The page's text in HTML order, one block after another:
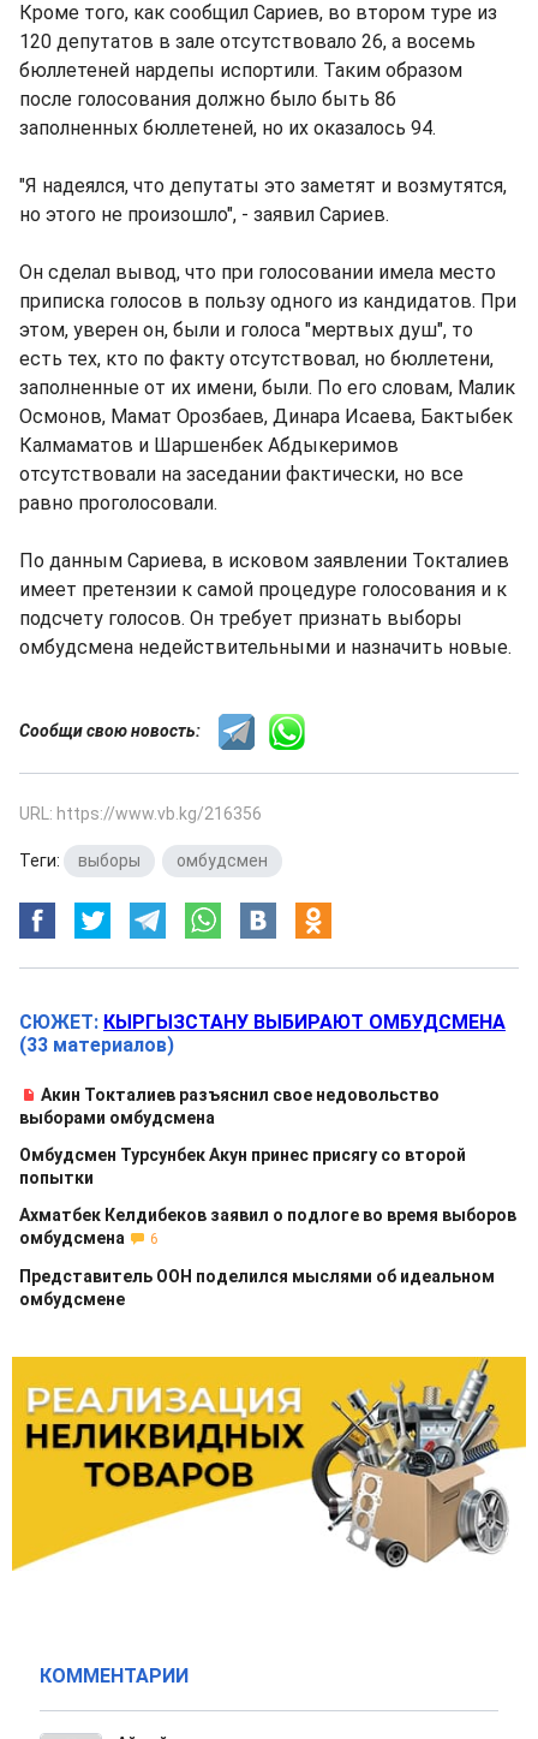
Кроме того, как сообщил Сариев, во втором туре из
120 депутатов в зале отсутствовало 26, а восемь
бюллетеней нардепы испортили. Таким образом
после голосования должно было быть 86
заполненных бюллетеней, но их оказалось 94.
"Я надеялся, что депутаты это заметят и возмутятся,
но этого не произошло", - заявил Сариев.
Он сделал вывод, что при голосовании имела место
приписка голосов в пользу одного из кандидатов. При
этом, уверен он, были и голоса "мертвых душ", то
есть тех, кто по факту отсутствовал, но бюллетени,
заполненные от их имени, были. По его словам, Малик
Осмонов, Мамат Орозбаев, Динара Исаева, Бактыбек
Калмаматов и Шаршенбек Абдыкеримов
отсутствовали на заседании фактически, но все
равно проголосовали.
По данным Сариева, в исковом заявлении Токталиев
имеет претензии к самой процедуре голосования и к
подсчету голосов. Он требует признать выборы
омбудсмена недействительными и назначить новые.
Сообщи свою новость:
URL: https://www.vb.kg/216356
Теги: выборы омбудсмен
СЮЖЕТ: КЫРГЫЗСТАНУ ВЫБИРАЮТ ОМБУДСМЕНА
(33 материалов)
Акин Токталиев разъяснил свое недовольство
выборами омбудсмена
Омбудсмен Турсунбек Акун принес присягу со второй
попытки
Ахматбек Келдибеков заявил о подлоге во время выборов
омбудсмена
6
Представитель ООН поделился мыслями об идеальном
омбудсмене
КОММЕНТАРИИ